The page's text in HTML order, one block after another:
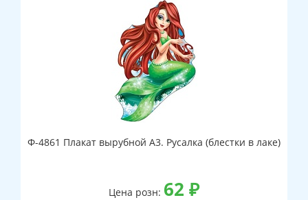
Ф-4861 Плакат вырубной А3. Русалка (блестки в лаке)
Цена розн: 62 ₽